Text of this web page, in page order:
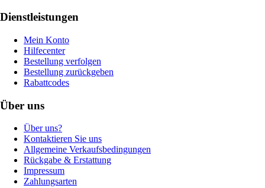
Dienstleistungen
Mein Konto
Hilfecenter
Bestellung verfolgen
Bestellung zurückgeben
Rabattcodes
Über uns
Über uns?
Kontaktieren Sie uns
Allgemeine Verkaufsbedingungen
Rückgabe & Erstattung
Impressum
Zahlungsarten